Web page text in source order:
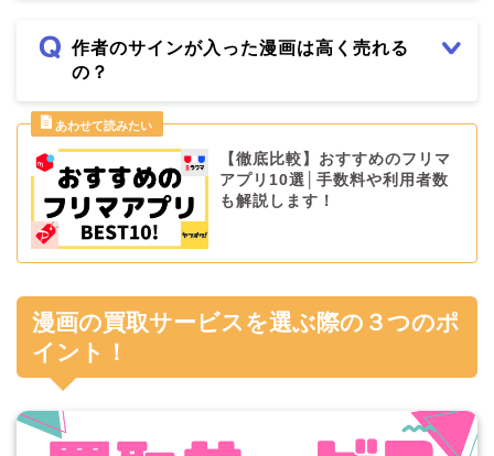
作者のサインが入った漫画は高く売れる
の？
【徹底比較】おすすめのフリマ
アプリ10選│手数料や利用者数
も解説します！
漫画の買取サービスを選ぶ際の３つのポ
イント！